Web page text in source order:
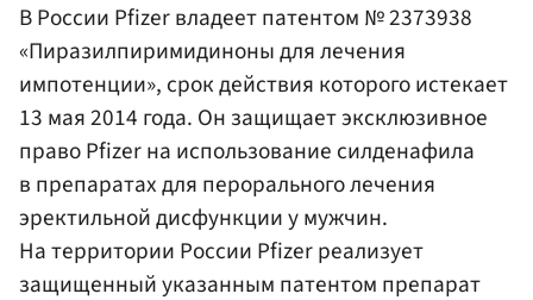
В России Pfizer владеет патентом № 2373938
«Пиразилпиримидиноны для лечения
импотенции», срок действия которого истекает
13 мая 2014 года. Он защищает эксклюзивное
право Pfizer на использование силденафила
в препаратах для перорального лечения
эректильной дисфункции у мужчин.
На территории России Pfizer реализует
защищенный указанным патентом препарат